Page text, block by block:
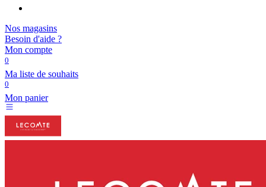
Nos magasins
Besoin d'aide ?
Mon compte
0
Ma liste de souhaits
0
Mon panier